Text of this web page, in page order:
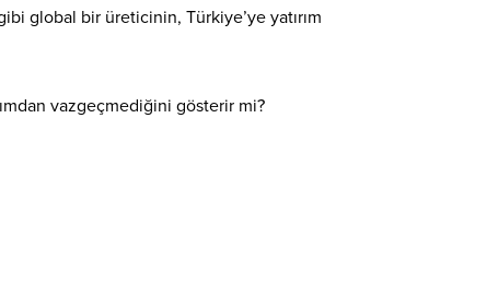
global bir üreticinin, Türkiye’ye yatırım
vazgeçmediğini gösterir mi?